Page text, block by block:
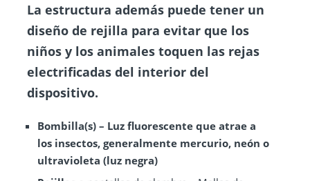
La estructura además puede tener un
diseño de rejilla para evitar que los
niños y los animales toquen las rejas
electrificadas del interior del
dispositivo.
Bombilla(s)– Luz fluorescente que atrae a
los insectos, generalmente mercurio, neón o
ultravioleta (luz negra)